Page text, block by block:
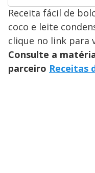
Receita fácil de
coco e leite
clique no link para
Consulte a
parceiro Receitas